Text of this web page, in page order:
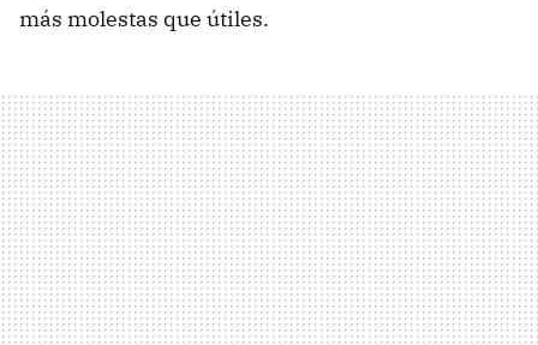
más molestas que útiles.